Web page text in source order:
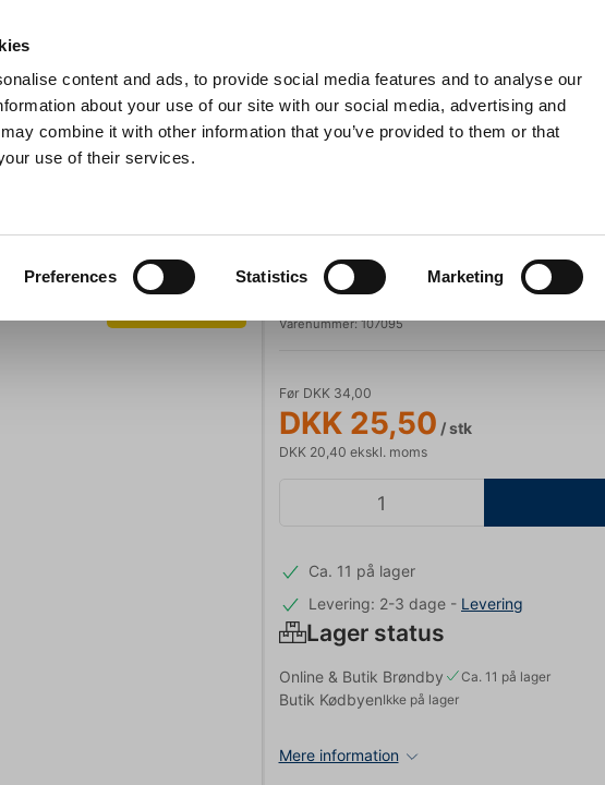
content and ads, to provide social media features and to analyse our
about your use of our site with our social media, advertising and
combine it with other information that you’ve provided to them or that
use of their services.
Preferences Statistics Marketing
Søg
Gryder & Pander Grill
Spar 25%
Picard & Wielputz
Latteske Modern Art
Varenummer:107095
Før DKK 34,00
DKK 25,50 / stk
DKK 20,40 ekskl. moms
Ca. 11 på lager
Levering: 2-3 dage - Levering
Lager status
Online & Butik Brøndby Ca. 11 på lager
Butik KødbyenIkke på lager
Mere information